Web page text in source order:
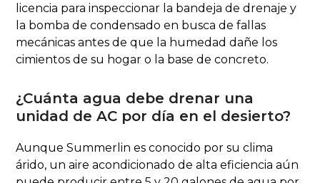
licencia para inspeccionar la bandeja de drenaje y
la bomba de condensado en busca de fallas
mecánicas antes de que la humedad dañe los
cimientos de su hogar o la base de concreto.
¿Cuánta agua debe drenar una
unidad de AC por día en el desierto?
Aunque Summerlin es conocido por su clima
árido, un aire acondicionado de alta eficiencia aún